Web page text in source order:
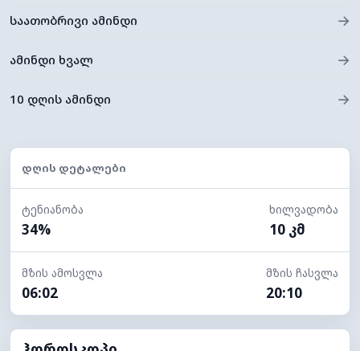
საათობრივი ამინდი →
ამინდი ხვალ →
10 დღის ამინდი →
ᲓᲦᲘᲡ ᲓᲔᲢᲐᲚᲔᲑᲘ
ტენიანობა
34%
ხილვადობა
10 კმ
მზის ამოსვლა
06:02
მზის ჩასვლა
20:10